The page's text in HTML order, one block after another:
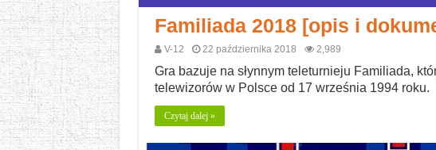
Familiada 2018 [opis i
V-12 22 października 2018 2,989
Gra bazuje na słynnym teleturnieju Familiada,
telewizorów w Polsce od 17 września 1994 roku.
Czytaj dalej »